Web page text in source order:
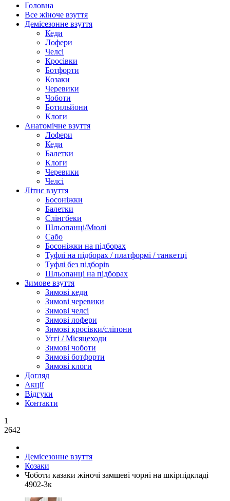
Головна
Все жіноче взуття
Демісезонне взуття
Кеди
Лофери
Челсі
Кросівки
Ботфорти
Козаки
Черевики
Чоботи
Ботильйони
Клоги
Анатомічне взуття
Лофери
Кеди
Балетки
Клоги
Черевики
Челсі
Літнє взуття
Босоніжки
Балетки
Слінгбеки
Шльопанці/Мюлі
Сабо
Босоніжки на підборах
Туфлі на підборах / платформі / танкетці
Туфлі без підборів
Шльопанці на підборах
Зимове взуття
Зимові кеди
Зимові черевики
Зимові челсі
Зимові лофери
Зимові кросівки/сліпони
Уггі / Місяцеходи
Зимові чоботи
Зимові ботфорти
Зимові клоги
Догляд
Акції
Відгуки
Контакти
1
2642
Демісезонне взуття
Козаки
Чоботи казаки жіночі замшеві чорні на шкірпідкладі
4902-3к